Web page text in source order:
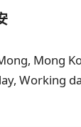
的時薪報酬
於深夜至清
, Mong
Working